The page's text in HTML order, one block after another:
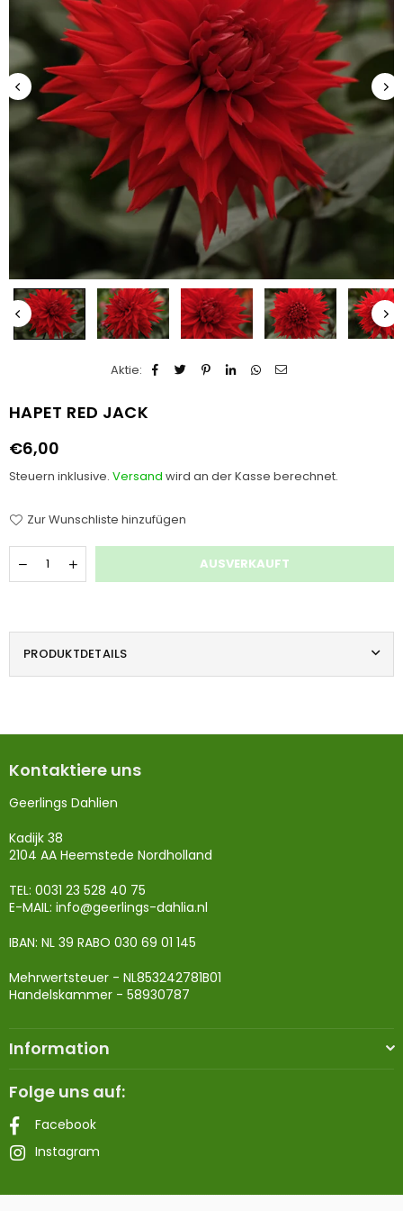
Aktie:
HAPET RED JACK
Normaler
Preis
€6,00
Steuern inklusive. Versand wird an der Kasse berechnet.
Zur Wunschliste hinzufügen
Menge
AUSVERKAUFT
PRODUKTDETAILS
Kontaktiere uns
Geerlings Dahlien
Kadijk 38
2104 AA Heemstede Nordholland
TEL: 0031 23 528 40 75
E-MAIL: info@geerlings-dahlia.nl
IBAN: NL 39 RABO 030 69 01 145
Mehrwertsteuer - NL853242781B01
Handelskammer - 58930787
Information
Folge uns auf:
Facebook
Instagram